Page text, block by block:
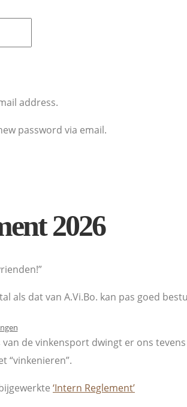
address.
password via email.
2026
als dat van A.Vi.Bo. kan pas goed
de vinkensport dwingt er ons
“vinkenieren”.
‘Intern Reglement’